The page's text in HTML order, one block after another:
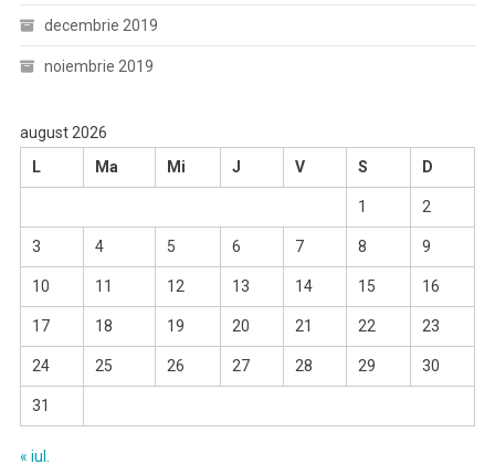
decembrie 2019
noiembrie 2019
august 2026
L
Ma Mi J V S D
1 2
3 4 5 6 7 8 9
10 11 12 13 14 15 16
17 18 19 20 21 22 23
24 25 26 27 28 29 30
31
« iul.